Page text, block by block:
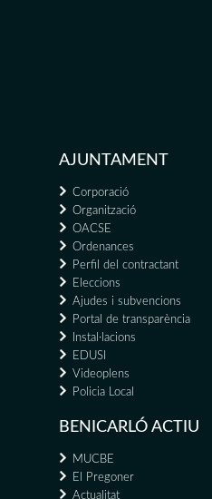
AJUNTAMENT
Corporació
Organització
OACSE
Ordenances
Perfil del contractant
Eleccions
Ajudes i subvencions
Portal de transparència
Instal·lacions
EDUSI
Videoplens
Policia Local
BENICARLÓ ACTIU
MUCBE
El Pregoner
Actualitat